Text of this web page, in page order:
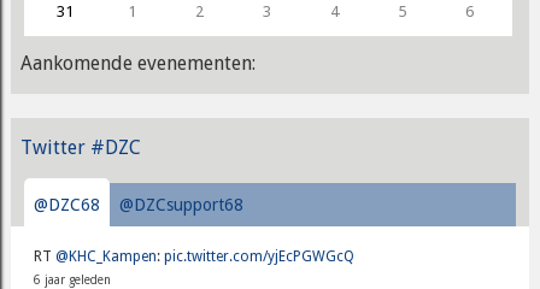
31
1 2 3 4 5 6
Aankomende evenementen:
Twitter #DZC
@DZC68 @DZCsupport68
RT@KHC_Kampen:pic.twitter.com/yjEcPGWGcQ
6 jaar geleden